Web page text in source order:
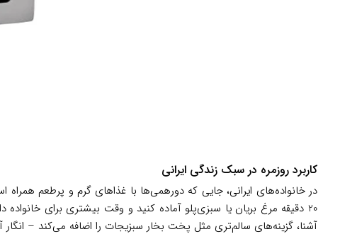
کاربرد روزمره در سبک زندگی ایرانی
در خانواده‌های ایرانی، جایی که دورهمی‌ها با غذاهای گرم و پرطعم همراه
20 دقیقه مرغ بریان یا سبزی‌پلو آماده کنید و وقت بیشتری برای
آشنا، گزینه‌های سالم‌تری مثل پخت بخار سبزیجات را اضافه می‌کند – انگار